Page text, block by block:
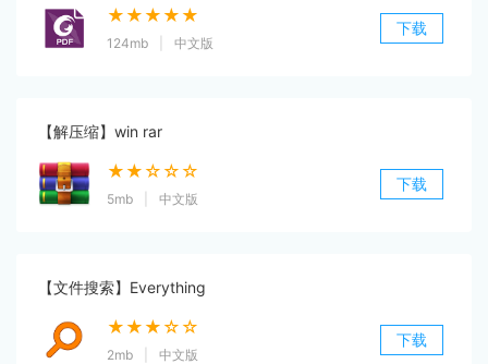
★★★★★
124mb 中文版
下载
【解压缩】win rar
★★☆☆☆
5mb 中文版
下载
【文件搜索】Everything
★★★☆☆
2mb 中文版
下载